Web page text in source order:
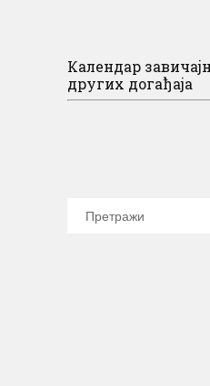
Календар
других догађаја